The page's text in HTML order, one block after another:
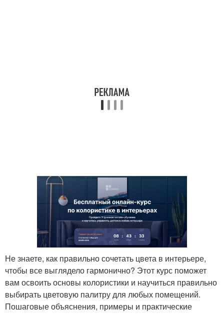
Не знаете, как правильно сочетать цвета в интерьере,
чтобы все выглядело гармонично? Этот курс поможет
вам освоить основы колористики и научиться правильно
выбирать цветовую палитру для любых помещений.
Пошаговые объяснения, примеры и практические